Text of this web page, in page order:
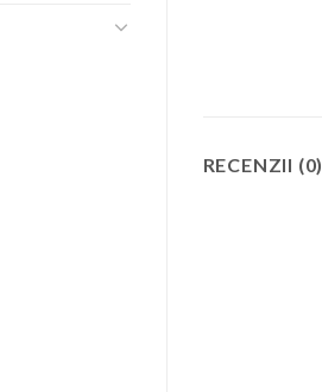
RECENZII (0)